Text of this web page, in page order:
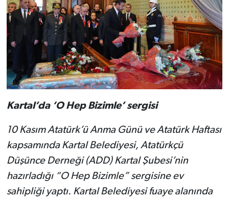
Kartal’da ‘O Hep Bizimle’ sergisi
10 Kasım Atatürk’ü Anma Günü ve Atatürk Haftası
kapsamında Kartal Belediyesi, Atatürkçü
Düşünce Derneği (ADD) Kartal Şubesi’nin
hazırladığı “O Hep Bizimle” sergisine ev
sahipliği yaptı. Kartal Belediyesi fuaye alanında